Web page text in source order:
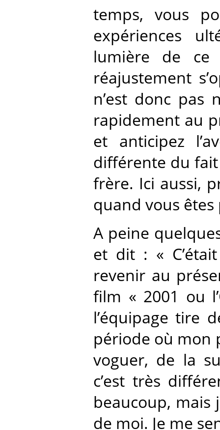
temps, vous
expériences
lumière de ce
réajustement
n’est donc pas
rapidement au
et anticipez
différente du
frère. Ici aussi,
quand vous êtes
A peine
et dit : «
revenir au
film « 2001 ou
l’équipage tire
période où mon
voguer, de la
c’est très
beaucoup, mais
de moi. Je me